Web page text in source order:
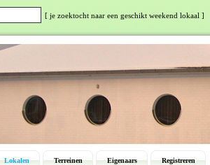
[ je zoektocht naar een geschikt weekend lokaal ]
Lokalen Terreinen Eigenaars Registreren